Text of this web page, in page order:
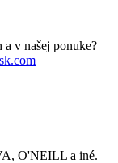
v našej ponuke?
O'NEILL a iné.